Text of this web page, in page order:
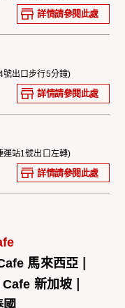
詳情請參閱此處
號出口步行5分鐘)
詳情請參閱此處
運站1號出口左轉)
詳情請參閱此處
馬來西亞
新加坡|